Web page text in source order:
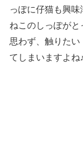
っぽに仔猫も興味
ねこのしっぽがと
思わず、触りた
てしまいますよね♪